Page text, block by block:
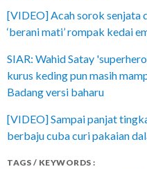
[VIDEO] Acah sorok senjata
‘berani mati’ rompak kedai
SIAR: Wahid Satay
kurus keding pun masih
Badang versi baharu
[VIDEO] Sampai panjat
berbaju cuba curi pakaian
TAGS / KEYWORDS :